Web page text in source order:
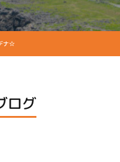
ナ☆
ログ